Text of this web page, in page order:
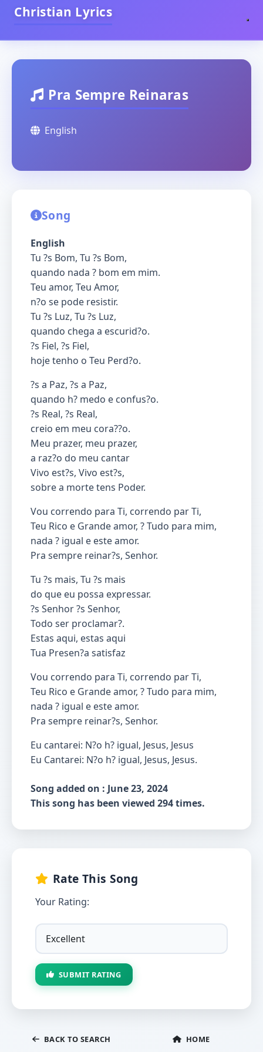
Christian Lyrics
Pra Sempre Reinaras
English
Song
English
Tu ?s Bom, Tu ?s Bom,
quando nada ? bom em mim.
Teu amor, Teu Amor,
n?o se pode resistir.
Tu ?s Luz, Tu ?s Luz,
quando chega a escurid?o.
?s Fiel, ?s Fiel,
hoje tenho o Teu Perd?o.
?s a Paz, ?s a Paz,
quando h? medo e confus?o.
?s Real, ?s Real,
creio em meu cora??o.
Meu prazer, meu prazer,
a raz?o do meu cantar
Vivo est?s, Vivo est?s,
sobre a morte tens Poder.
Vou correndo para Ti, correndo par Ti,
Teu Rico e Grande amor, ? Tudo para mim,
nada ? igual e este amor.
Pra sempre reinar?s, Senhor.
Tu ?s mais, Tu ?s mais
do que eu possa expressar.
?s Senhor ?s Senhor,
Todo ser proclamar?.
Estas aqui, estas aqui
Tua Presen?a satisfaz
Vou correndo para Ti, correndo par Ti,
Teu Rico e Grande amor, ? Tudo para mim,
nada ? igual e este amor.
Pra sempre reinar?s, Senhor.
Eu cantarei: N?o h? igual, Jesus, Jesus
Eu Cantarei: N?o h? igual, Jesus, Jesus.
Song added on : June 23, 2024
This song has been viewed 294 times.
Rate This Song
Your Rating:
SUBMIT RATING
BACK TO SEARCH HOME